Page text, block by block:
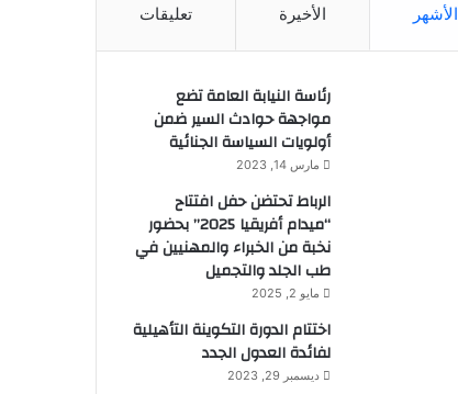
الأشهر الأخيرة تعليقات
رئاسة النيابة العامة تضع
مواجهة حوادث السير ضمن
أولويات السياسة الجنائية
مارس 14, 2023
الرباط تحتضن حفل افتتاح
“ميدام أفريقيا 2025” بحضور
نخبة من الخبراء والمهنيين في
طب الجلد والتجميل
مايو 2, 2025
اختتام الدورة التكوينة التأهيلية
لفائدة العدول الجدد
ديسمبر 29, 2023